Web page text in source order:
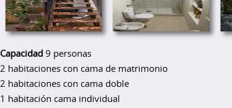
Capacidad9 personas
2 habitaciones con cama de matrimonio
2 habitaciones con cama doble
1 habitación cama individual